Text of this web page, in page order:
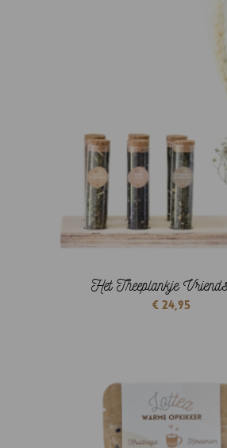
Het Theeplankje
€ 24,95